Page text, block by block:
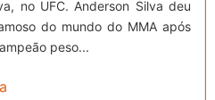
no UFC. Anderson Silva deu
do mundo do MMA após
peso...